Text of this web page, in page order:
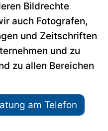
Bildrechte
auch Fotografen,
und Zeitschriften
und zu
zu allen Bereichen
am Telefon